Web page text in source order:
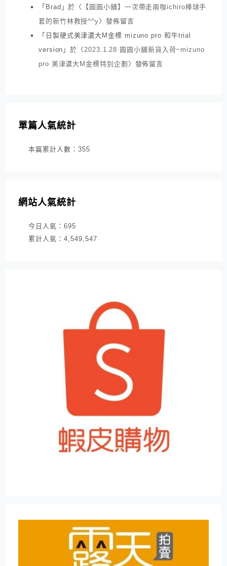
「Brad 」於〈
【圓圓小舖】一次帶走兩咖ichiro棒球手
套的新竹林教授^^y〉發佈留言
「 日製硬式美津濃大M金標 mizuno pro 和牛trial
version 」於〈 2023.1.28 圓圓小舖新貨入荷~mizuno
pro 美津濃大M金標特別企劃 〉發佈留言
單篇人氣統計
本篇累計人數： 355
網站人氣統計
今日人氣： 695
累計人氣： 4,549,547